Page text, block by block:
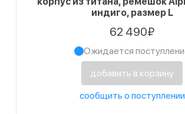
индиго, размер L
62 490₽
Ожидается
добавить в корзину
сообщить о поступлении